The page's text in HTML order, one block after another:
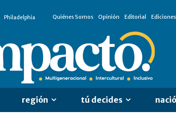
Philadelphia Quiénes Somos Opinión Editorial
región tú decides